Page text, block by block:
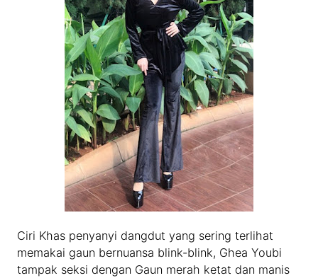
Ciri Khas penyanyi dangdut yang sering terlihat
memakai gaun bernuansa blink-blink, Ghea Youbi
tampak seksi dengan Gaun merah ketat dan manis